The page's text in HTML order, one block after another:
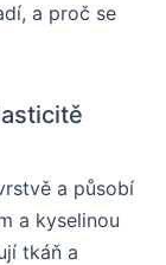
a proč se
a působí
a kyselinou
tkáň a